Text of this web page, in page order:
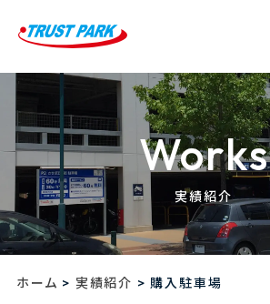
Works
実績紹介
ホーム > 実績紹介 >購入駐車場